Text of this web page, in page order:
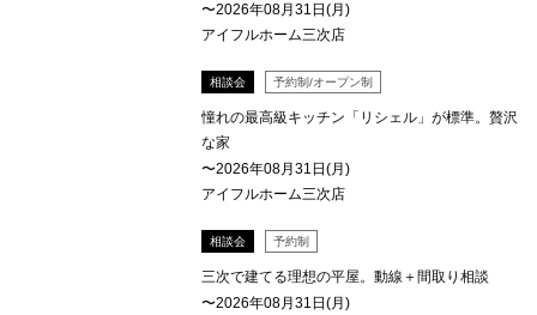
〜2026年08月31日(月)
アイフルホーム三次店
相談会 予約制/オープン制
憧れの最高級キッチン「リシェル」が標準。贅沢
な家
〜2026年08月31日(月)
アイフルホーム三次店
相談会 予約制
三次で建てる理想の平屋。動線＋間取り相談
〜2026年08月31日(月)